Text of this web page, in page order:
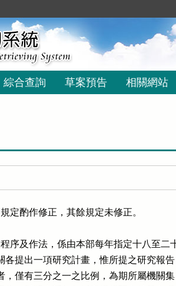
綜合查詢 草案預告 相關網站
定酌作修正，其餘規定未修正。
序及作法，係由本部每年指定十八至二
各提出一項研究計畫，惟所提之研究報告
，僅有三分之一之比例，為期所屬機關集